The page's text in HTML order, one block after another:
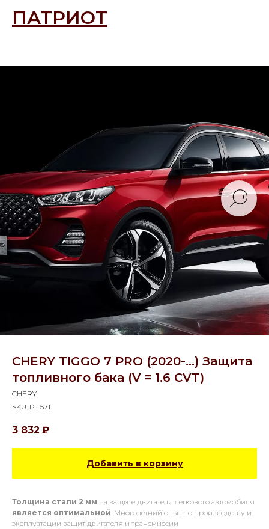
ПАТРИОТ
CHERY TIGGO 7 PRO (2020-...) Защита
топливного бака (V = 1.6 CVT)
CHERY
SKU: PT.571
3 832 ₽
Добавить в корзину
Толщина стали 2 мм на защите двигателя легкового автомобиля
является оптимальной. Многолетний опыт по производству и
эксплуатации защит двигателя и трансмиссии